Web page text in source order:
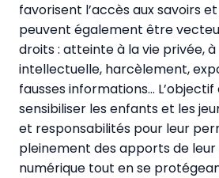
favorisent l’accès aux savoirs et
peuvent également être
droits : atteinte à la vie privée,
intellectuelle, harcèlement,
fausses informations…
sensibiliser les enfants et les
et responsabilités pour leur
pleinement des apports de
numérique tout en se